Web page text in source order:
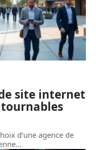
site internet
d’une agence de
…